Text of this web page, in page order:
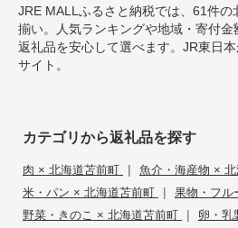
JRE MALLふるさと納税では、61件
揃い。人気ランキングや地域・寄付金
返礼品を安心して選べます。JR東日
サイト。
カテゴリから返礼品を探す
肉 × 北海道苫前町 | 魚介・海産物 ×
米・パン × 北海道苫前町 | 果物・フル
野菜・きのこ × 北海道苫前町 | 卵・乳